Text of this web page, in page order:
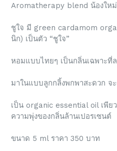
Aromatherapy blend น้องใหม่
ชูใจ มี green cardamom
นิก) เป็นตัว “ชูใจ”
หอมแบบไทยๆ เป็นกลิ่นเฉพาะที่
มาในแบบลูกกลิ้งพกพาสะดวก จ
เป็น organic essential oil เพีย
ความพุ่งของกลิ่นล้านเปอรเซนต์
ขนาด 5 ml ราคา 350 บาท